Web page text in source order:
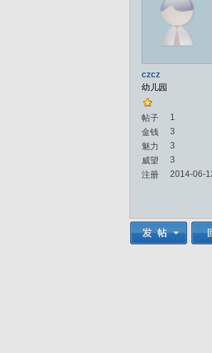
czcz
幼儿园
帖子
1
金钱
3
魅力
3
威望
3
注册
2014-06-